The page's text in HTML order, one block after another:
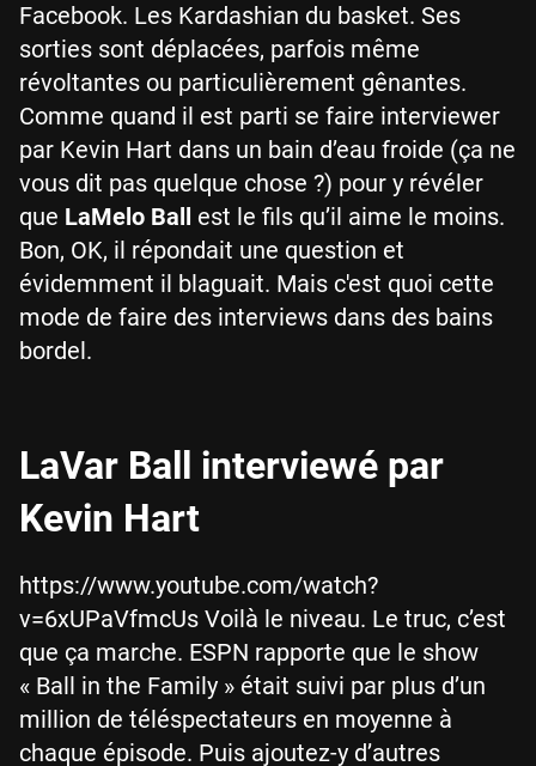
Facebook. Les Kardashian du basket. Ses
sorties sont déplacées, parfois même
révoltantes ou particulièrement gênantes.
Comme quand il est parti se faire interviewer
par Kevin Hart dans un bain d’eau froide (ça ne
vous dit pas quelque chose ?) pour y révéler
que LaMelo Ball est le fils qu’il aime le moins.
Bon, OK, il répondait une question et
évidemment il blaguait. Mais c'est quoi cette
mode de faire des interviews dans des bains
bordel.
LaVar Ball interviewé par
Kevin Hart
https://www.youtube.com/watch?
v=6xUPaVfmcUs Voilà le niveau. Le truc, c’est
que ça marche. ESPN rapporte que le show
« Ball in the Family » était suivi par plus d’un
million de téléspectateurs en moyenne à
chaque épisode. Puis ajoutez-y d’autres